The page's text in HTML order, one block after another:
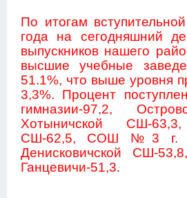
По итогам
года на сегодняшний
выпускников нашего
высшие учебные
51.1%, что выше уровня
3,3%. Процент
гимназии-97,2,
Хотыничской СШ-63,3,
СШ-62,5, СОШ №3 г.
Денисковичской СШ-
Ганцевичи-51,3.